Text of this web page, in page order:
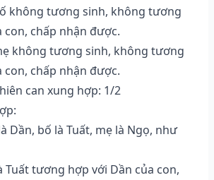
không tương sinh, không tương
con, chấp nhận được.
không tương sinh, không tương
con, chấp nhận được.
can xung hợp: 1/2
Dần, bố là Tuất, mẹ là Ngọ, như
Tuất tương hợp với Dần của con,